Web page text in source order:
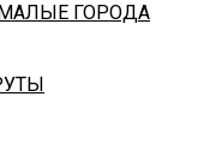
ГОРОДА